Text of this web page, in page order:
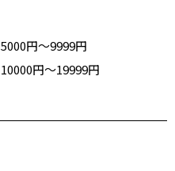
5000円～9999円
10000円～19999円